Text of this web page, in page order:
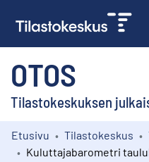
OTOS
Tilastokeskuksen
Kokoelmat
Etusivu Tilastokeskus